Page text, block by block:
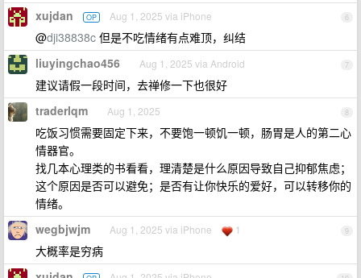
6
xujdan OP Aug 1, 2025 via iPhone
@dji38838c 但是不吃情绪有点难顶，纠结
7
liuyingchao456 Aug 1, 2025 via Android
建议请假一段时间，去禅修一下也很好
8
traderlqm Aug 1, 2025
吃饭习惯需要固定下来，不要饱一顿饥一顿，肠胃是人的第二心
情器官。
找几本心理类的书看看，理清楚是什么原因导致自己抑郁焦虑；
这个原因是否可以避免；是否有让你快乐的爱好，可以转移你的
情绪。
9
wegbjwjm Aug 1, 2025 via iPhone 1
大概率是穷病